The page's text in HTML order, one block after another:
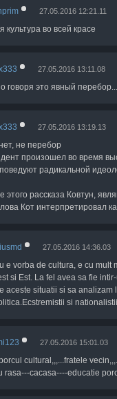
Ковтун
27.05.2016 12:21.11
культура во всей красе
27.05.2016 13:11.08
говоря это явный перебор...
27.05.2016 13:19.13
не перебор
произошел во время
радикальной
этого рассказа Ковтун,
Кот интерпретировал
27.05.2016 14:36.03
e vorba de cultura, e cu mult
si Est. La fel avea sa fie
aceste situatii si sa
si
27.05.2016 15:01.03
cultural,,,...fratele
rasa---cacasa----educatie